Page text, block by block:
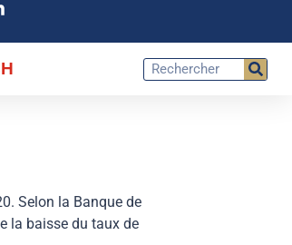
Selon la Banque de
la baisse du taux de